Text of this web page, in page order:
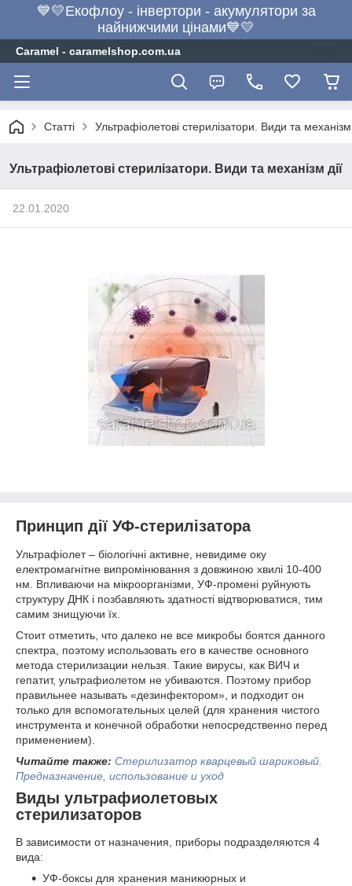
💙💛Екофлоу - інвертори - акумулятори за
найнижчими цінами💙💛
Caramel - caramelshop.com.ua
Статті Ультрафіолетові стерилізатори. Види та механізм
Ультрафіолетові стерилізатори. Види та механізм дії
22.01.2020
Принцип дії УФ-стерилізатора
Ультрафіолет – біологічні активне, невидиме оку
електромагнітне випромінювання з довжиною хвилі 10-400
нм. Впливаючи на мікроорганізми, УФ-промені руйнують
структуру ДНК і позбавляють здатності відтворюватися, тим
самим знищуючи їх.
Стоит отметить, что далеко не все микробы боятся данного
спектра, поэтому использовать его в качестве основного
метода стерилизации нельзя. Такие вирусы, как ВИЧ и
гепатит, ультрафиолетом не убиваются. Поэтому прибор
правильнее называть «дезинфектором», и подходит он
только для вспомогательных целей (для хранения чистого
инструмента и конечной обработки непосредственно перед
применением).
Читайте также: Стерилизатор кварцевый шариковый.
Предназначение, использование и уход
Виды ультрафиолетовых
стерилизаторов
В зависимости от назначения, приборы подразделяются 4
вида:
УФ-боксы для хранения маникюрных и